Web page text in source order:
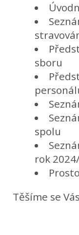
sboru
spolu
rok
Těšíme se